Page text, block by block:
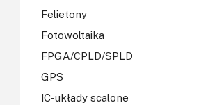
Felietony
Fotowoltaika
FPGA/CPLD/SPLD
GPS
IC-układy scalone